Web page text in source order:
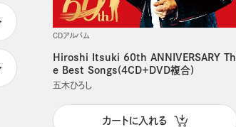
CDアルバム
Hiroshi Itsuki 60th ANNIVERSARY Th
e Best Songs(4CD＋DVD複合)
五木ひろし
カートに入れる